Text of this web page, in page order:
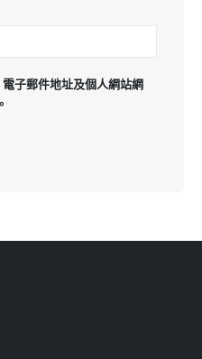
子郵件地址及個人網站網